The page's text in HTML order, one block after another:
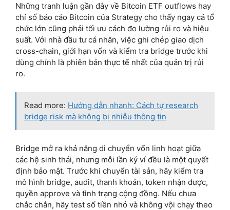
Những tranh luận gần đây về Bitcoin ETF outflows hay
chỉ số báo cáo Bitcoin của Strategy cho thấy ngay cả tổ
chức lớn cũng phải tối ưu cách đo lường rủi ro và hiệu
suất. Với nhà đầu tư cá nhân, việc ghi chép giao dịch
cross-chain, giới hạn vốn và kiểm tra bridge trước khi
dùng chính là phiên bản thực tế nhất của quản trị rủi
ro.
Read more: Hướng dẫn nhanh: Cách tự research
bridge risk mà không bị nhiễu thông tin
Bridge mở ra khả năng di chuyển vốn linh hoạt giữa
các hệ sinh thái, nhưng mỗi lần ký ví đều là một quyết
định bảo mật. Trước khi chuyển tài sản, hãy kiểm tra
mô hình bridge, audit, thanh khoản, token nhận được,
quyền approve và tình trạng cộng đồng. Nếu chưa
chắc chắn, hãy test số tiền nhỏ và không vội chạy theo